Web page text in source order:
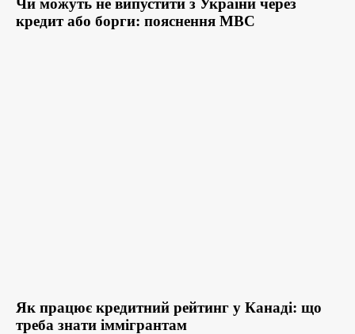
Чи можуть не випустити з України через
кредит або борги: пояснення МВС
Як працює кредитний рейтинг у Канаді: що
треба знати іммігрантам